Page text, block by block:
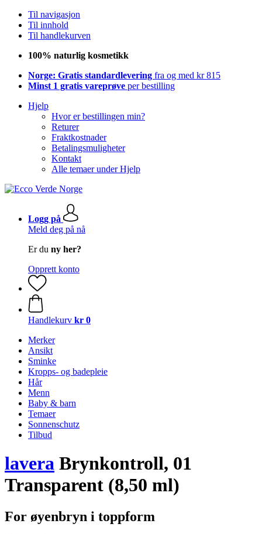
Til navigasjon
Til innhold
Til handlekurven
100% naturlig kosmetikk
Norge: Gratis standardlevering fra og med kr 815
Minst 1 gratis vareprøve per bestilling
Hjelp
Hvor er bestillingen min?
Returer
Fraktkostnader
Betalingsmuligheter
Kontakt
Alle temaer under Hjelp
Logg på
Meld deg på nå
Er du ny her?
Opprett konto
Handlekurv kr 0
Merker
Ansikt
Sminke
Kropps- og badepleie
Hår
Menn
Baby & barn
Temaer
Sonnenschutz
Tilbud
lavera Brynkontroll, 01
Transparent (8,50 ml)
For øyenbryn i toppform